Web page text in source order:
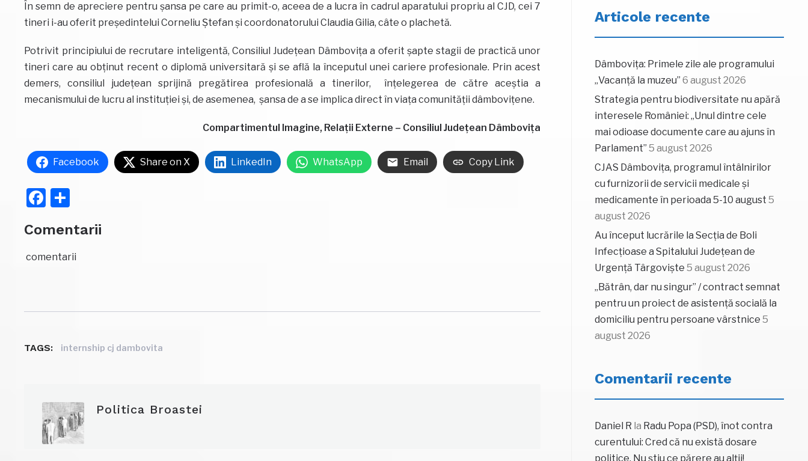
În semn de apreciere pentru șansa pe care au primit-o, aceea de a lucra în cadrul aparatului propriu al CJD, cei 7
tineri i-au oferit președintelui Corneliu Ștefan și coordonatorului Claudia Gilia, câte o plachetă.
Potrivit principiului de recrutare inteligentă, Consiliul Județean Dâmbovița a oferit șapte stagii de practică unor
tineri care au obţinut recent o diplomă universitară şi se află la începutul unei cariere profesionale. Prin acest
demers, consiliul județean sprijină pregătirea profesională a tinerilor, înţelegerea de către aceștia a
mecanismului de lucru al instituţiei și, de asemenea, șansa de a se implica direct în viața comunității dâmbovițene.
Compartimentul Imagine, Relații Externe – Consiliul Județean Dâmbovița
Facebook Share on X LinkedIn WhatsApp Email Copy Link
Facebook
Comentarii
comentarii
TAGS: internship cj dambovita
Politica Broastei
Articole recente
Dâmbovița: Primele zile ale programului
„Vacanță la muzeu” 6 august 2026
Strategia pentru biodiversitate nu apără
interesele României: „Unul dintre cele
mai odioase documente care au ajuns în
Parlament” 5 august 2026
CJAS Dâmbovița, programul întâlnirilor
cu furnizorii de servicii medicale și
medicamente în perioada 5-10 august 5
august 2026
Au început lucrările la Secția de Boli
Infecțioase a Spitalului Județean de
Urgență Târgoviște 5 august 2026
„Bătrân, dar nu singur” / contract semnat
pentru un proiect de asistență socială la
domiciliu pentru persoane vârstnice 5
august 2026
Comentarii recente
Daniel R la Radu Popa (PSD), înot contra
curentului: Cred că nu există dosare
politice. Nu știu ce părere au alții!